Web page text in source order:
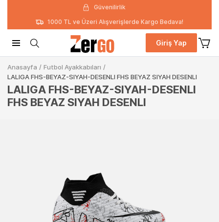
Güvenilirlik
1000 TL ve Üzeri Alışverişlerde Kargo Bedava!
Giriş Yap
Anasayfa / Futbol Ayakkabıları /
LALIGA FHS-BEYAZ-SIYAH-DESENLI FHS BEYAZ SIYAH DESENLI
LALIGA FHS-BEYAZ-SIYAH-DESENLI
FHS BEYAZ SIYAH DESENLI